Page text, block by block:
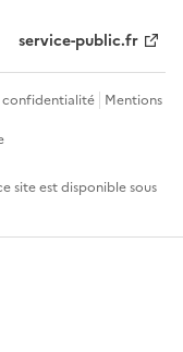
service-public.fr
confidentialité Mentions
site est disponible sous